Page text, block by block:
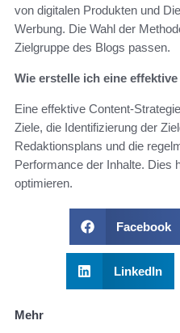
von digitalen Produkten und
Werbung. Die Wahl der
Zielgruppe des Blogs passen.
Wie erstelle ich eine
Eine effektive Content-
Ziele, die Identifizierung der
Redaktionsplans und die
Performance der Inhalte. Dies
optimieren.
Facebook
LinkedIn
Mehr